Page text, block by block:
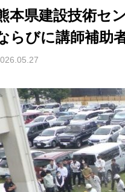
土木構造物の地
調査
本県建設技術セ
らびに講師補助